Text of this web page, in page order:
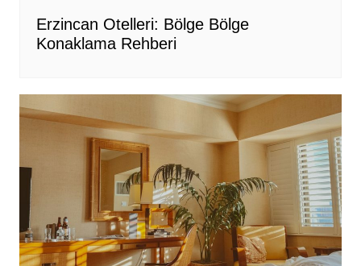
Erzincan Otelleri: Bölge Bölge
Konaklama Rehberi